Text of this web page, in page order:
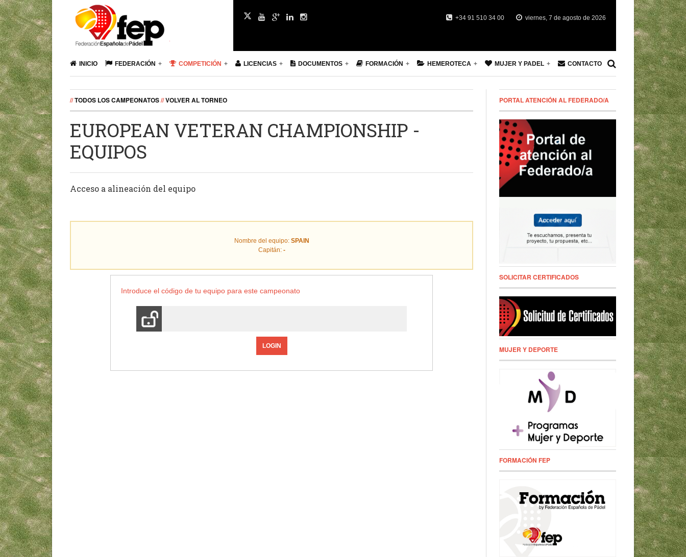
+34 91 510 34 00 viernes, 7 de agosto de 2026
INICIO FEDERACIÓN COMPETICIÓN LICENCIAS DOCUMENTOS FORMACIÓN HEMEROTECA MUJER Y PADEL CONTACTO
//TODOS LOS CAMPEONATOS//VOLVER AL TORNEO
EUROPEAN VETERAN CHAMPIONSHIP -
EQUIPOS
Acceso a alineación del equipo
Nombre del equipo: SPAIN
Capitán: -
Introduce el código de tu equipo para este campeonato
LOGIN
PORTAL ATENCIÓN AL FEDERADO/A
SOLICITAR CERTIFICADOS
MUJER Y DEPORTE
FORMACIÓN FEP